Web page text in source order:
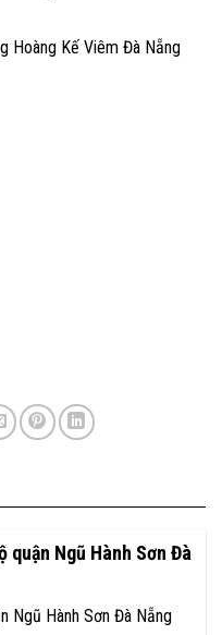
Hoàng Kế Viêm Đà Nẵng
quận Ngũ Hành Sơn Đà
Ngũ Hành Sơn Đà Nẵng